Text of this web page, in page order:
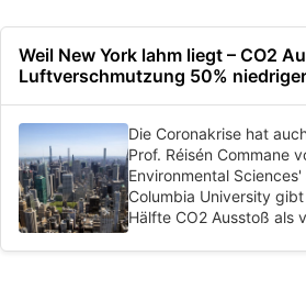
Weil New York lahm liegt – CO2
Luftverschmutzung 50%
Die Coronakrise hat
Prof. Réisén Commane
Environmental
Columbia University
Hälfte CO2 Ausstoß als